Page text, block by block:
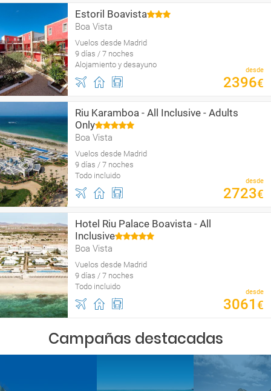
Estoril Boavista
Boa Vista
Vuelos desde Madrid
9 días / 7 noches
Alojamiento y desayuno
desde
2396€
Riu Karamboa - All Inclusive - Adults
Only
Boa Vista
Vuelos desde Madrid
9 días / 7 noches
Todo incluido
desde
2723€
Hotel Riu Palace Boavista - All
Inclusive
Boa Vista
Vuelos desde Madrid
9 días / 7 noches
Todo incluido
desde
3061 €
Campañas destacadas